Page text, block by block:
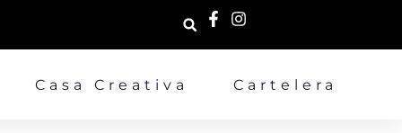
Casa Creativa Cartelera